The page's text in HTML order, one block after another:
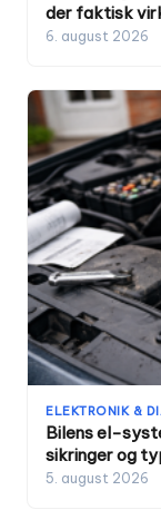
der faktisk
6. august 2026
ELEKTRONIK &
Bilens el-
sikringer og
5. august 2026